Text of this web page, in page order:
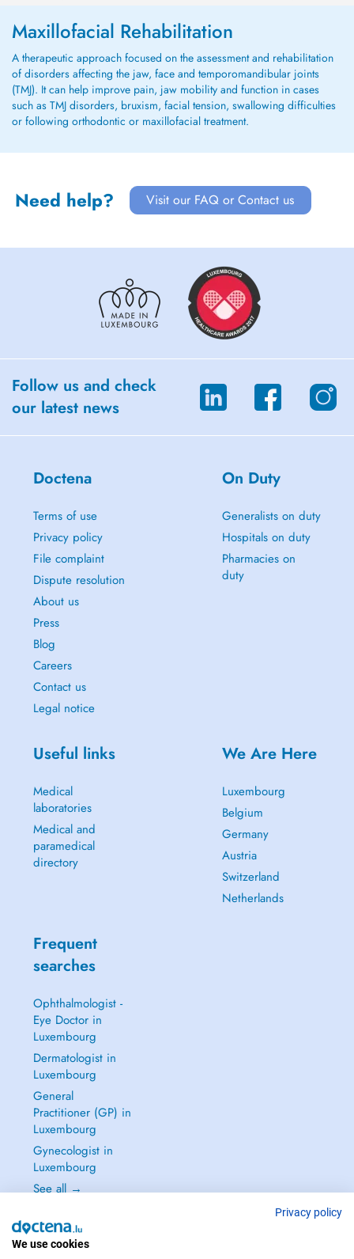
des bases en allemand. J'accompagne dans le
traitement des pathologies : -orthop...
Maxillofacial Rehabilitation
A therapeutic approach focused on the assessment and rehabilitation
of disorders affecting the jaw, face and temporomandibular joints
(TMJ). It can help improve pain, jaw mobility and function in cases
such as TMJ disorders, bruxism, facial tension, swallowing difficulties
or following orthodontic or maxillofacial treatment.
Need help? Visit our FAQ or Contact us
Follow us and check
our latest news
Doctena
Terms of use
Privacy policy
File complaint
Dispute resolution
About us
Press
Blog
Careers
Contact us
Legal notice
On Duty
Generalists on duty
Hospitals on duty
Pharmacies on
duty
Useful links
Medical
laboratories
Medical and
paramedical
directory
We Are Here
Luxembourg
Belgium
Germany
Austria
Switzerland
Netherlands
Frequent
searches
Ophthalmologist -
Eye Doctor in
Luxembourg
Dermatologist in
Luxembourg
General
Practitioner (GP) in
Luxembourg
Gynecologist in
Luxembourg
See all →
Privacy policy
We use cookies